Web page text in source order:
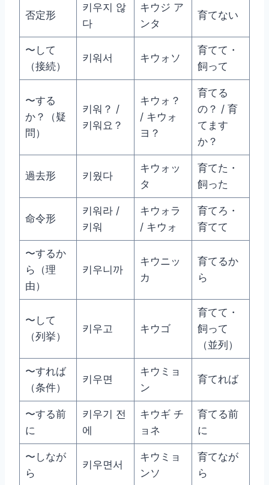
否定形
키우지 않
다
キウジ ア
ンタ
育てない
〜して
（接続）
키워서 キウォソ
育てて・
飼って
〜する
か？（疑
問）
키워？ /
키워요？
キウォ？
/ キウォ
ヨ？
育てる
の？ / 育
てます
か？
過去形 키웠다
キウォッ
タ
育てた・
飼った
命令形
키워라 /
키워
キウォラ
/ キウォ
育てろ・
育てて
〜するか
ら（理
由）
키우니까
キウニッ
カ
育てるか
ら
〜して
（列挙）
키우고 キウゴ
育てて・
飼って
（並列）
〜すれば
（条件）
키우면
キウミョ
ン
育てれば
〜する前
に
키우기 전
에
キウギ チ
ョネ
育てる前
に
〜しなが
ら
키우면서
キウミョ
ンソ
育てなが
ら